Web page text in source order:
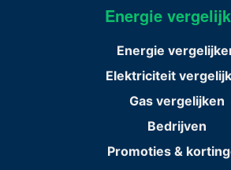
Energie
Energie
Elektriciteit
Gas vergelijken
Bedrijven
Promoties &